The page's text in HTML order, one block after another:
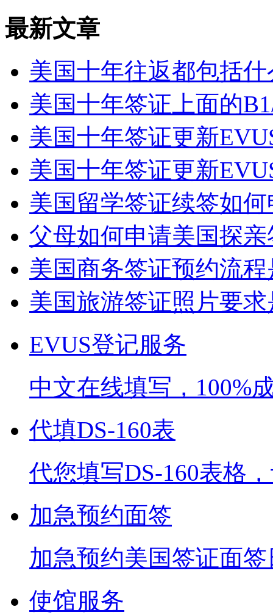
最新文章
美国十年往返都包括
美国十年签证上面的
美国十年签证更新
美国十年签证更新
美国留学签证续签如
父母如何申请美国探亲
美国商务签证预约流
美国旅游签证照片要
EVUS登记服务
中文在线填写，100%
代填DS-160表
代您填写DS-160表格
加急预约面签
加急预约美国签证面
使馆服务